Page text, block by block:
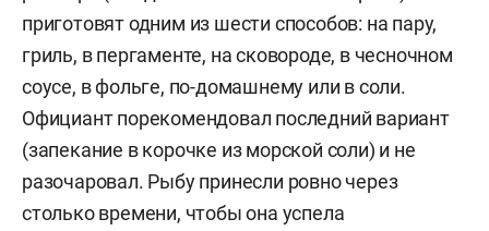
приготовят одним из шести способов: на пару,
гриль, в пергаменте, на сковороде, в чесночном
соусе, в фольге, по-домашнему или в соли.
Официант порекомендовал последний вариант
(запекание в корочке из морской соли) и не
разочаровал. Рыбу принесли ровно через
столько времени, чтобы она успела